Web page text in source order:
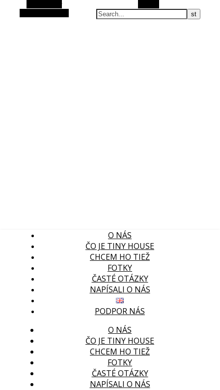
O NÁS
ČO JE TINY HOUSE
CHCEM HO TIEŽ
FOTKY
ČASTÉ OTÁZKY
NAPÍSALI O NÁS
PODPOR NÁS
O NÁS
ČO JE TINY HOUSE
CHCEM HO TIEŽ
FOTKY
ČASTÉ OTÁZKY
NAPÍSALI O NÁS